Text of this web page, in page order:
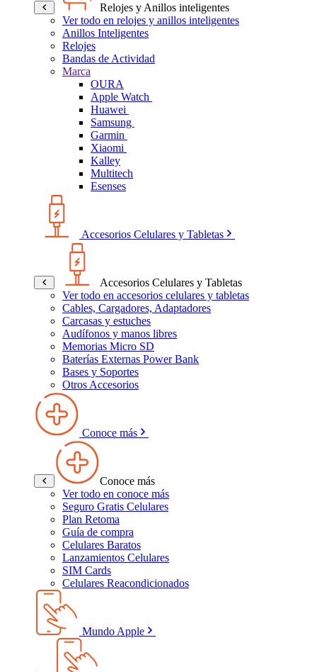
Relojes y Anillos inteligentes
Ver todo en relojes y anillos inteligentes
Anillos Inteligentes
Relojes
Bandas de Actividad
Marca
OURA
Apple Watch
Huawei
Samsung
Garmin
Xiaomi
Kalley
Multitech
Esenses
Accesorios Celulares y Tabletas
Accesorios Celulares y Tabletas
Ver todo en accesorios celulares y tabletas
Cables, Cargadores, Adaptadores
Carcasas y estuches
Audífonos y manos libres
Memorias Micro SD
Baterías Externas Power Bank
Bases y Soportes
Otros Accesorios
Conoce más
Conoce más
Ver todo en conoce más
Seguro Gratis Celulares
Plan Retoma
Guía de compra
Celulares Baratos
Lanzamientos Celulares
SIM Cards
Celulares Reacondicionados
Mundo Apple